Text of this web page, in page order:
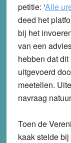
petitie: ‘Alle
deed het
bij het
van een
hebben dat
uitgevoerd
meetellen.
navraag
Toen de
kaak stelde